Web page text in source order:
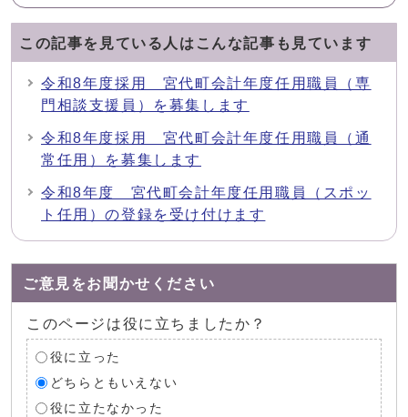
この記事を見ている人はこんな記事も見ています
令和8年度採用 宮代町会計年度任用職員（専
門相談支援員）を募集します
令和8年度採用 宮代町会計年度任用職員（通
常任用）を募集します
令和8年度 宮代町会計年度任用職員（スポッ
ト任用）の登録を受け付けます
ご意見をお聞かせください
このページは役に立ちましたか？
役に立った
どちらともいえない
役に立たなかった